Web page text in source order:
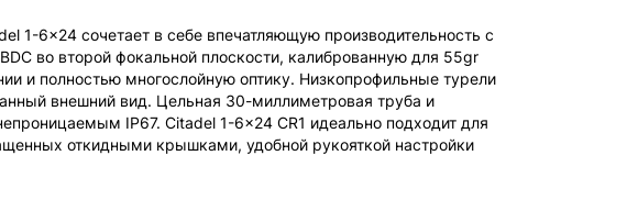
1-6x24 сочетает в себе впечатляющую производительность с
во второй фокальной плоскости, калиброванную для 55gr
и полностью многослойную оптику. Низкопрофильные турели
внешний вид. Цельная 30-миллиметровая труба и
IP67. Citadel 1-6x24 CR1 идеально подходит для
откидными крышками, удобной рукояткой настройки